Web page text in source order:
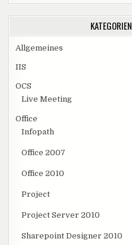
KATEGORIEN
Allgemeines
IIS
OCS
Live Meeting
Office
Infopath
Office 2007
Office 2010
Project
Project Server 2010
Sharepoint Designer 2010